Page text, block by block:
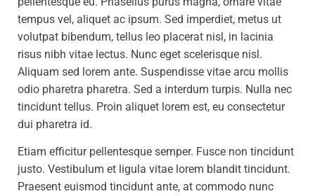
tempus vel, aliquet ac ipsum. Sed imperdiet, metus ut
volutpat bibendum, tellus leo placerat nisl, in lacinia
risus nibh vitae lectus. Nunc eget scelerisque nisl.
Aliquam sed lorem ante. Suspendisse vitae arcu mollis
odio pharetra pharetra. Sed a interdum turpis. Nulla nec
tincidunt tellus. Proin aliquet lorem est, eu consectetur
dui pharetra id.
Etiam efficitur pellentesque semper. Fusce non tincidunt
justo. Vestibulum et ligula vitae lorem blandit tincidunt.
Praesent euismod tincidunt ante, at commodo nunc